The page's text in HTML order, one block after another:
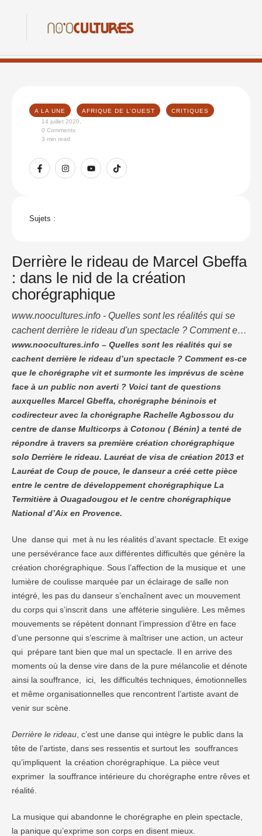
A LA UNE AFRIQUE DE L’OUEST
CRITIQUES
14 juillet 2020
0 Comments
3 min read
Sujets :
Derrière le rideau de Marcel Gbeffa
: dans le nid de la création
chorégraphique
www.noocultures.info - Quelles sont les réalités qui se
cachent derrière le rideau d'un spectacle ? Comment es-
ce que le chorégraphe vit et surmonte les imprévus de
scène face à un public non averti ? Voici tant de
questions auxquelles Marcel Gbeffa, chorégraphe
béninois et codirecteur avec la chorégraphe Rachelle
Agbossou du centre de danse Multicorps …
www.noocultures.info – Quelles sont les réalités qui se
cachent derrière le rideau d’un spectacle ? Comment es-ce
que le chorégraphe vit et surmonte les imprévus de scène
face à un public non averti ? Voici tant de questions
auxquelles Marcel Gbeffa, chorégraphe béninois et
codirecteur avec la chorégraphe Rachelle Agbossou du
centre de danse Multicorps à Cotonou ( Bénin) a tenté de
répondre à travers sa première création chorégraphique
solo Derrière le rideau. Lauréat de visa de création 2013 et
Lauréat de Coup de pouce, le danseur a créé cette pièce
entre le centre de développement chorégraphique La
Termitière à Ouagadougou et le centre chorégraphique
National d’Aix en Provence.
Une danse qui met à nu les réalités d’avant spectacle. Et exige
une persévérance face aux différentes difficultés que génère la
création chorégraphique. Sous l’affection de la musique et une
lumière de coulisse marquée par un éclairage de salle non
intégré, les pas du danseur s’enchaînent avec un mouvement
du corps qui s’inscrit dans une afféterie singulière. Les mêmes
mouvements se répètent donnant l’impression d’être en face
d’une personne qui s’escrime à maîtriser une action, un acteur
qui prépare tant bien que mal un spectacle. Il en arrive des
moments où la dense vire dans de la pure mélancolie et dénote
ainsi la souffrance, ici, les difficultés techniques, émotionnelles
et même organisationnelles que rencontrent l’artiste avant de
venir sur scène.
Derrière le rideau , c’est une danse qui intègre le public dans la
tête de l’artiste, dans ses ressentis et surtout les souffrances
qu’impliquent la création chorégraphique. La pièce veut
exprimer la souffrance intérieure du chorégraphe entre rêves et
réalité.
La musique qui abandonne le chorégraphe en plein spectacle,
la panique qu’exprime son corps en disent mieux.